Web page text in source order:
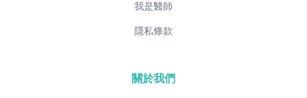
我是醫師
隱私條款
關於我們